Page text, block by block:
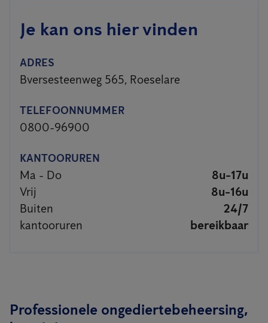
Je kan ons hier vinden
ADRES
Bversesteenweg 565, Roeselare
TELEFOONNUMMER
0800-96900
KANTOORUREN
Ma - Do
8u-17u
Vrij
8u-16u
Buiten
24/7
kantooruren
bereikbaar
Professionele ongediertebeheersing,